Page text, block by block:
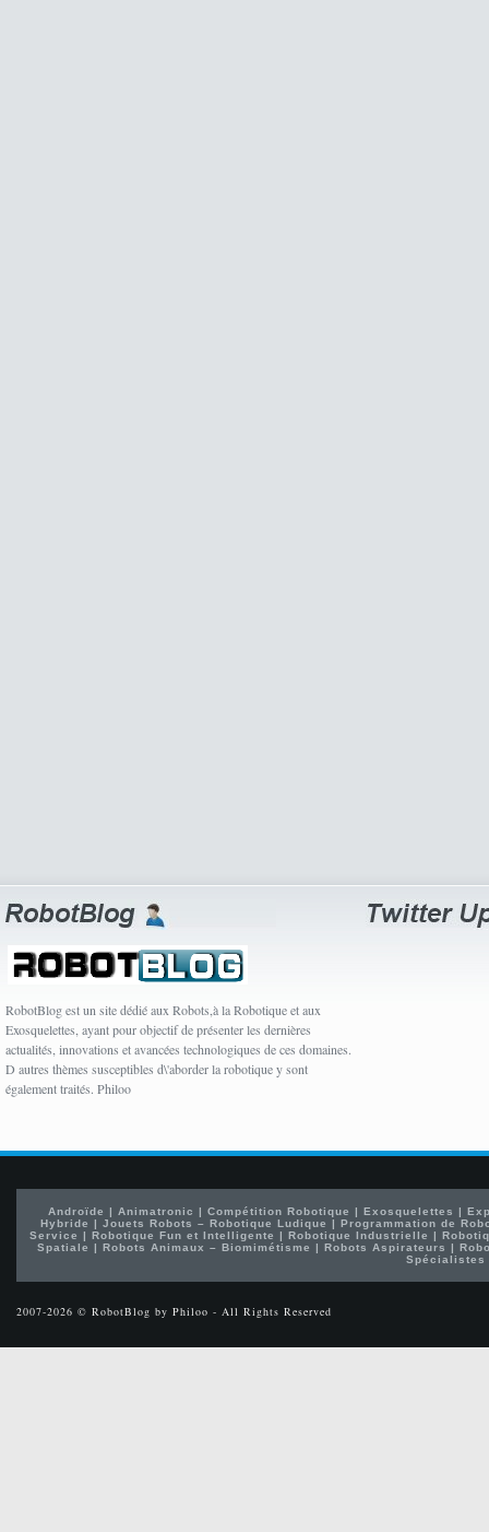
RobotBlog est un site dédié aux Robots,à la Robotique et aux
Exosquelettes, ayant pour objectif de présenter les dernières
actualités, innovations et avancées technologiques de ces domaines.
D autres thèmes susceptibles d\'aborder la robotique y sont
également traités. Philoo
Androïde | Animatronic | Compétition Robotique | Exosquelettes |
Hybride |Jouets Robots – Robotique Ludique |Programmation de
Service | Robotique Fun et Intelligente | Robotique Industrielle |
Spatiale | Robots Animaux – Biomimétisme | Robots Aspirateurs |
Spécialistes
2007-2026 © RobotBlog by Philoo - All Rights Reserved